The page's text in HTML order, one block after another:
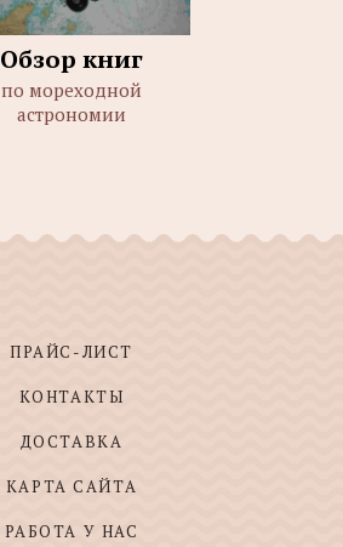
Обзор книг
по мореходной
астрономии
ПРАЙС-ЛИСТ
КОНТАКТЫ
ДОСТАВКА
КАРТА САЙТА
РАБОТА У НАС